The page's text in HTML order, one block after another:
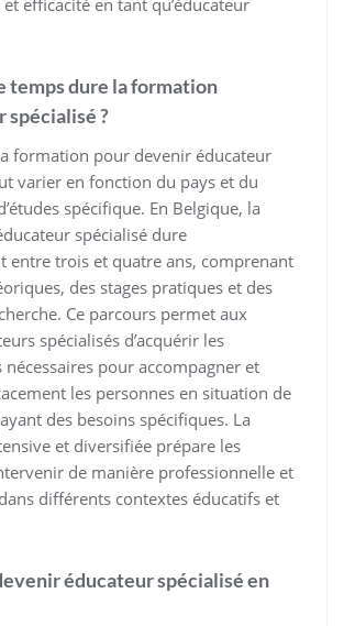
efficacité en tant qu’éducateur
temps dure la formation
spécialisé ?
formation pour devenir éducateur
varier en fonction du pays et du
spécifique. En Belgique, la
spécialisé dure
entre trois et quatre ans, comprenant
des stages pratiques et des
Ce parcours permet aux
spécialisés d’acquérir les
nécessaires pour accompagner et
les personnes en situation de
des besoins spécifiques. La
et diversifiée prépare les
de manière professionnelle et
différents contextes éducatifs et
éducateur spécialisé en